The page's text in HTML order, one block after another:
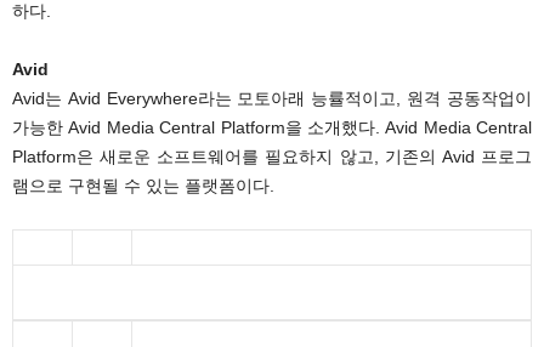
하다.
Avid
Avid는 Avid Everywhere라는 모토아래 능률적이고, 원격 공동작업이
가능한 Avid Media Central Platform을 소개했다. Avid Media Central
Platform은 새로운 소프트웨어를 필요하지 않고, 기존의 Avid 프로그
램으로 구현될 수 있는 플랫폼이다.